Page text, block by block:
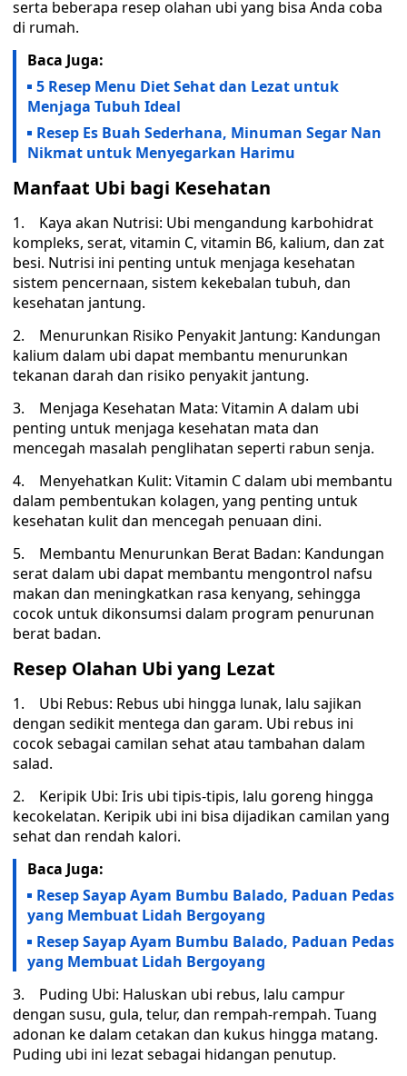
serta beberapa resep olahan ubi yang bisa Anda coba
di rumah.
Baca Juga:
5 Resep Menu Diet Sehat dan Lezat untuk
Menjaga Tubuh Ideal
Resep Es Buah Sederhana, Minuman Segar Nan
Nikmat untuk Menyegarkan Harimu
Manfaat Ubi bagi Kesehatan
1. Kaya akan Nutrisi: Ubi mengandung karbohidrat
kompleks, serat, vitamin C, vitamin B6, kalium, dan zat
besi. Nutrisi ini penting untuk menjaga kesehatan
sistem pencernaan, sistem kekebalan tubuh, dan
kesehatan jantung.
2. Menurunkan Risiko Penyakit Jantung: Kandungan
kalium dalam ubi dapat membantu menurunkan
tekanan darah dan risiko penyakit jantung.
3. Menjaga Kesehatan Mata: Vitamin A dalam ubi
penting untuk menjaga kesehatan mata dan
mencegah masalah penglihatan seperti rabun senja.
4. Menyehatkan Kulit: Vitamin C dalam ubi membantu
dalam pembentukan kolagen, yang penting untuk
kesehatan kulit dan mencegah penuaan dini.
5. Membantu Menurunkan Berat Badan: Kandungan
serat dalam ubi dapat membantu mengontrol nafsu
makan dan meningkatkan rasa kenyang, sehingga
cocok untuk dikonsumsi dalam program penurunan
berat badan.
Resep Olahan Ubi yang Lezat
1. Ubi Rebus: Rebus ubi hingga lunak, lalu sajikan
dengan sedikit mentega dan garam. Ubi rebus ini
cocok sebagai camilan sehat atau tambahan dalam
salad.
2. Keripik Ubi: Iris ubi tipis-tipis, lalu goreng hingga
kecokelatan. Keripik ubi ini bisa dijadikan camilan yang
sehat dan rendah kalori.
Baca Juga:
Resep Sayap Ayam Bumbu Balado, Paduan Pedas
yang Membuat Lidah Bergoyang
Resep Sayap Ayam Bumbu Balado, Paduan Pedas
yang Membuat Lidah Bergoyang
3. Puding Ubi: Haluskan ubi rebus, lalu campur
dengan susu, gula, telur, dan rempah-rempah. Tuang
adonan ke dalam cetakan dan kukus hingga matang.
Puding ubi ini lezat sebagai hidangan penutup.